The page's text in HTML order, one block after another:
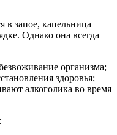
в запое, капельница
Однако она всегда
организма;
здоровья;
алкоголика во время